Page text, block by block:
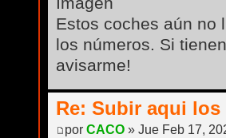
Estos coches aún no
los números. Si
avisarme!
Re: Subir aqui los
por CACO » Jue Feb 17,